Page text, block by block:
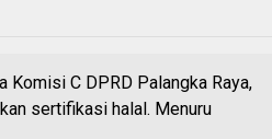
Komisi C DPRD Palangka Raya,
sertifikasi halal. Menuru